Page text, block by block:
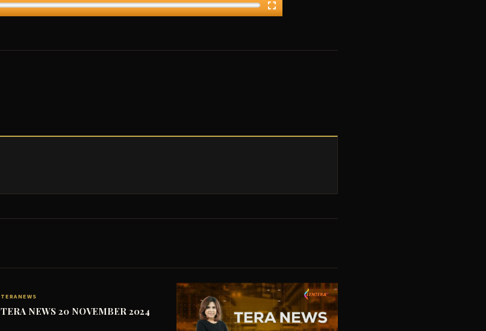
TERANEWS
TERA NEWS 20 NOVEMBER 2024